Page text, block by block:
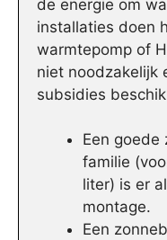
de energie om
installaties doen
warmtepomp of
niet noodzakelijk
subsidies
Een goede
familie
liter) is er
montage.
Een